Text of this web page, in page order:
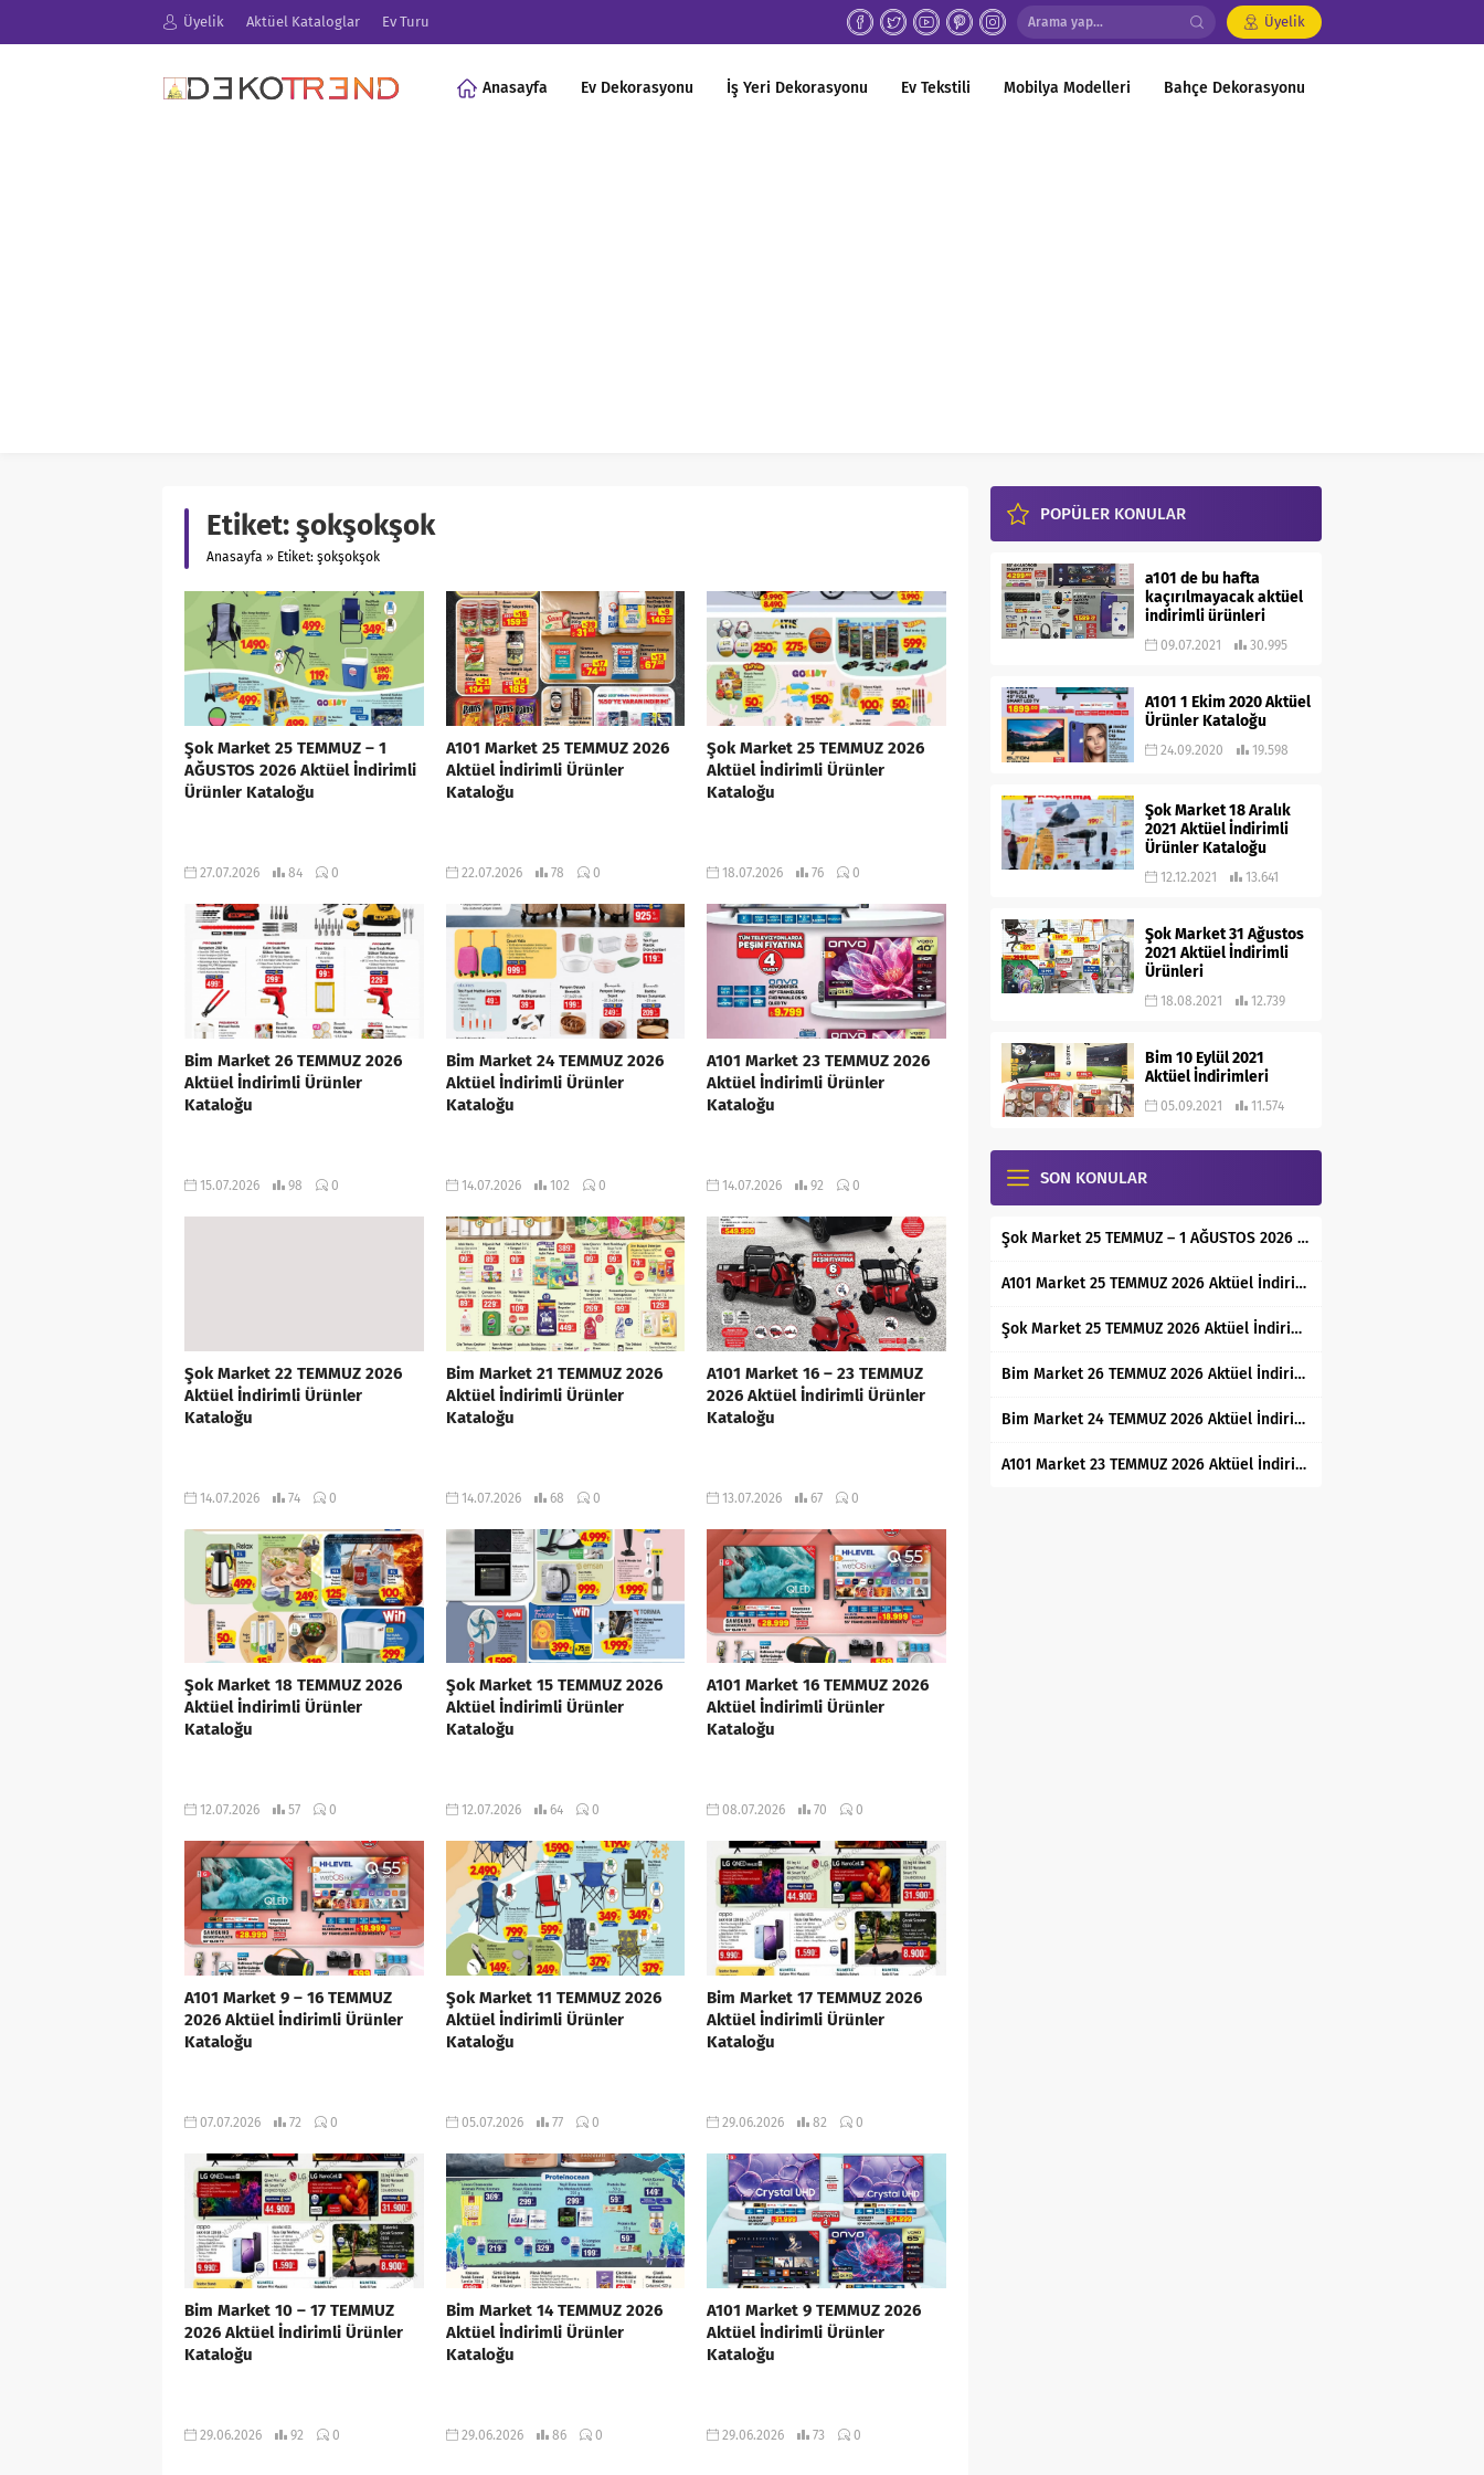
Üyelik Aktüel Kataloglar Ev Turu Üyelik
Anasayfa Ev Dekorasyonu İş Yeri Dekorasyonu Ev Tekstili Mobilya Modelleri Bahçe Dekorasyonu
Etiket:şokşokşok
Anasayfa » Etiket: şokşokşok
Şok Market 25 TEMMUZ – 1
AĞUSTOS 2026 Aktüel İndirimli
Ürünler Kataloğu
27.07.2026 84 0
A101 Market 25 TEMMUZ 2026
Aktüel İndirimli Ürünler
Kataloğu
22.07.2026 78 0
Şok Market 25 TEMMUZ 2026
Aktüel İndirimli Ürünler
Kataloğu
18.07.2026 76 0
Bim Market 26 TEMMUZ 2026
Aktüel İndirimli Ürünler
Kataloğu
15.07.2026 98 0
Bim Market 24 TEMMUZ 2026
Aktüel İndirimli Ürünler
Kataloğu
14.07.2026 102 0
A101 Market 23 TEMMUZ 2026
Aktüel İndirimli Ürünler
Kataloğu
14.07.2026 92 0
Şok Market 22 TEMMUZ 2026
Aktüel İndirimli Ürünler
Kataloğu
14.07.2026 74 0
Bim Market 21 TEMMUZ 2026
Aktüel İndirimli Ürünler
Kataloğu
14.07.2026 68 0
A101 Market 16 – 23 TEMMUZ
2026 Aktüel İndirimli Ürünler
Kataloğu
13.07.2026 67 0
Şok Market 18 TEMMUZ 2026
Aktüel İndirimli Ürünler
Kataloğu
12.07.2026 57 0
Şok Market 15 TEMMUZ 2026
Aktüel İndirimli Ürünler
Kataloğu
12.07.2026 64 0
A101 Market 16 TEMMUZ 2026
Aktüel İndirimli Ürünler
Kataloğu
08.07.2026 70 0
A101 Market 9 – 16 TEMMUZ
2026 Aktüel İndirimli Ürünler
Kataloğu
07.07.2026 72 0
Şok Market 11 TEMMUZ 2026
Aktüel İndirimli Ürünler
Kataloğu
05.07.2026 77 0
Bim Market 17 TEMMUZ 2026
Aktüel İndirimli Ürünler
Kataloğu
29.06.2026 82 0
Bim Market 10 – 17 TEMMUZ
2026 Aktüel İndirimli Ürünler
Kataloğu
29.06.2026 92 0
Bim Market 14 TEMMUZ 2026
Aktüel İndirimli Ürünler
Kataloğu
29.06.2026 86 0
A101 Market 9 TEMMUZ 2026
Aktüel İndirimli Ürünler
Kataloğu
29.06.2026 73 0
POPÜLER KONULAR
a101 de bu hafta
kaçırılmayacak aktüel
indirimli ürünleri
09.07.2021 30.995
A101 1 Ekim 2020 Aktüel
Ürünler Kataloğu
24.09.2020 19.598
Şok Market 18 Aralık
2021 Aktüel İndirimli
Ürünler Kataloğu
12.12.2021 13.641
Şok Market 31 Ağustos
2021 Aktüel İndirimli
Ürünleri
18.08.2021 12.739
Bim 10 Eylül 2021
Aktüel İndirimleri
05.09.2021 11.574
SON KONULAR
Şok Market 25 TEMMUZ – 1 AĞUSTOS 2026 Aktüel İndirimli Ürünler Kataloğu
A101 Market 25 TEMMUZ 2026 Aktüel İndirimli Ürünler Kataloğu
Şok Market 25 TEMMUZ 2026 Aktüel İndirimli Ürünler Kataloğu
Bim Market 26 TEMMUZ 2026 Aktüel İndirimli Ürünler Kataloğu
Bim Market 24 TEMMUZ 2026 Aktüel İndirimli Ürünler Kataloğu
A101 Market 23 TEMMUZ 2026 Aktüel İndirimli Ürünler Kataloğu